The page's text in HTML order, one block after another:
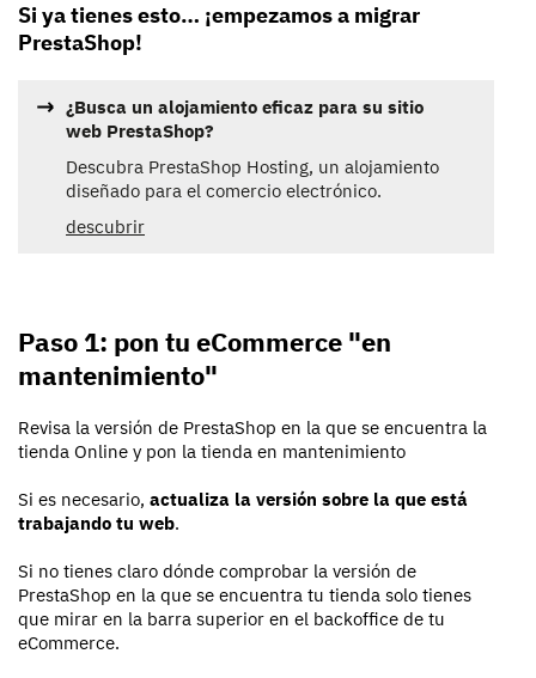
Si ya tienes esto… ¡empezamos a migrar
PrestaShop!
¿Busca un alojamiento eficaz para su sitio
web PrestaShop?
Descubra PrestaShop Hosting, un alojamiento
diseñado para el comercio electrónico.
descubrir
Paso 1: pon tu eCommerce "en
mantenimiento"
Revisa la versión de PrestaShop en la que se encuentra la
tienda Online y pon la tienda en mantenimiento
Si es necesario, actualiza la versión sobre la que está
trabajando tu web.
Si no tienes claro dónde comprobar la versión de
PrestaShop en la que se encuentra tu tienda solo tienes
que mirar en la barra superior en el backoffice de tu
eCommerce.